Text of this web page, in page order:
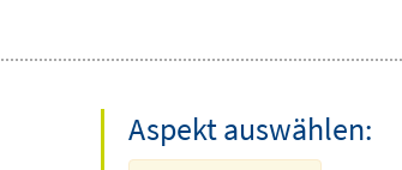
Aspekt auswählen: